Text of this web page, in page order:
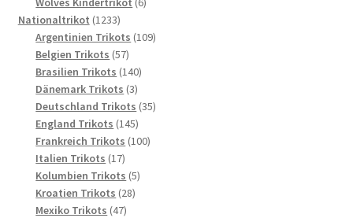
Nationaltrikot 12331233
Produkte
Argentinien Trikots 109109
Belgien Trikots 5757
Produkte
Brasilien Trikots 140140
Dänemark Trikots 33
Produkte
Deutschland Trikots 3535
England Trikots 145145
Produkte
Frankreich Trikots 100100
Italien Trikots 1717
Produkte
Kolumbien Trikots 55
Kroatien Trikots 2828
Mexiko Trikots 4747